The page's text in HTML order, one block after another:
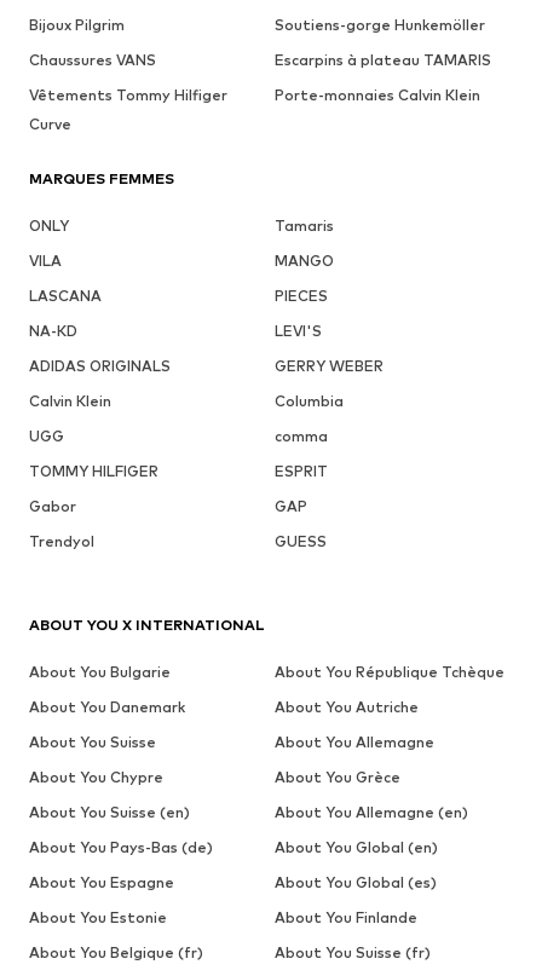
Bijoux Pilgrim
Soutiens-gorge Hunkemöller
Chaussures VANS
Escarpins à plateau TAMARIS
Vêtements Tommy Hilfiger
Curve
Porte-monnaies Calvin Klein
MARQUES FEMMES
ONLY
Tamaris
VILA
MANGO
LASCANA
PIECES
NA-KD
LEVI'S
ADIDAS ORIGINALS
GERRY WEBER
Calvin Klein
Columbia
UGG
comma
TOMMY HILFIGER
ESPRIT
Gabor
GAP
Trendyol
GUESS
ABOUT YOU X INTERNATIONAL
About You Bulgarie
About You République Tchèque
About You Danemark
About You Autriche
About You Suisse
About You Allemagne
About You Chypre
About You Grèce
About You Suisse (en)
About You Allemagne (en)
About You Pays-Bas (de)
About You Global (en)
About You Espagne
About You Global (es)
About You Estonie
About You Finlande
About You Belgique (fr)
About You Suisse (fr)